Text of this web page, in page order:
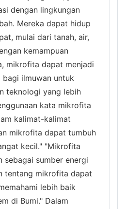
dengan lingkungan
Mereka dapat hidup
mulai dari tanah, air,
kemampuan
mikrofita dapat menjadi
bagi ilmuwan untuk
teknologi yang lebih
kata mikrofita
kalimat-kalimat
mikrofita dapat tumbuh
kecil." "Mikrofita
sebagai sumber energi
tentang mikrofita dapat
lebih baik
di Bumi." Dalam